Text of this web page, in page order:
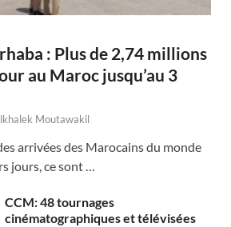
: Plus de 2,74 millions
au Maroc jusqu’au 3
Moutawakil
arrivées des Marocains du monde
jours, ce sont …
CCM: 48 tournages
cinématographiques et télévisées